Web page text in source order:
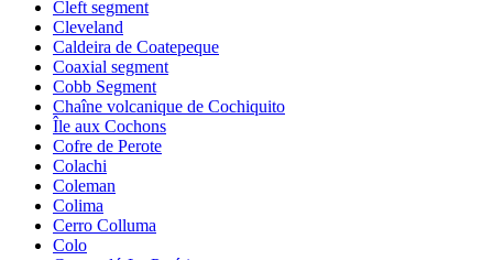
Cleft segment
Cleveland
Caldeira de Coatepeque
Coaxial segment
Cobb Segment
Chaîne volcanique de Cochiquito
Île aux Cochons
Cofre de Perote
Colachi
Coleman
Colima
Cerro Colluma
Colo